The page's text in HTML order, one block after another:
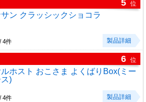
5 位
ン クラッシックショコラ
/ 4件 製品詳細
6 位
ルホスト おこさま よくばりBox(ミー
ス)
/ 4件 製品詳細